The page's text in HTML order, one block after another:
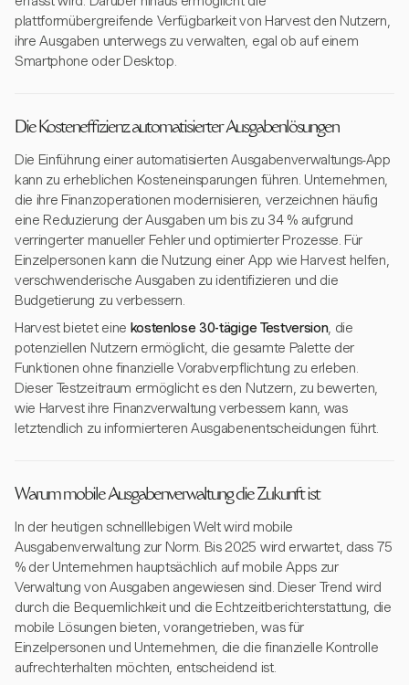
plattformübergreifende Verfügbarkeit von Harvest den Nutzern,
ihre Ausgaben unterwegs zu verwalten, egal ob auf einem
Smartphone oder Desktop.
Die Kosteneffizienz automatisierter Ausgabenlösungen
Die Einführung einer automatisierten Ausgabenverwaltungs-App
kann zu erheblichen Kosteneinsparungen führen. Unternehmen,
die ihre Finanzoperationen modernisieren, verzeichnen häufig
eine Reduzierung der Ausgaben um bis zu 34 % aufgrund
verringerter manueller Fehler und optimierter Prozesse. Für
Einzelpersonen kann die Nutzung einer App wie Harvest helfen,
verschwenderische Ausgaben zu identifizieren und die
Budgetierung zu verbessern.
Harvest bietet eine kostenlose 30-tägige Testversion, die
potenziellen Nutzern ermöglicht, die gesamte Palette der
Funktionen ohne finanzielle Vorabverpflichtung zu erleben.
Dieser Testzeitraum ermöglicht es den Nutzern, zu bewerten,
wie Harvest ihre Finanzverwaltung verbessern kann, was
letztendlich zu informierteren Ausgabenentscheidungen führt.
Warum mobile Ausgabenverwaltung die Zukunft ist
In der heutigen schnelllebigen Welt wird mobile
Ausgabenverwaltung zur Norm. Bis 2025 wird erwartet, dass 75
% der Unternehmen hauptsächlich auf mobile Apps zur
Verwaltung von Ausgaben angewiesen sind. Dieser Trend wird
durch die Bequemlichkeit und die Echtzeitberichterstattung, die
mobile Lösungen bieten, vorangetrieben, was für
Einzelpersonen und Unternehmen, die die finanzielle Kontrolle
aufrechterhalten möchten, entscheidend ist.